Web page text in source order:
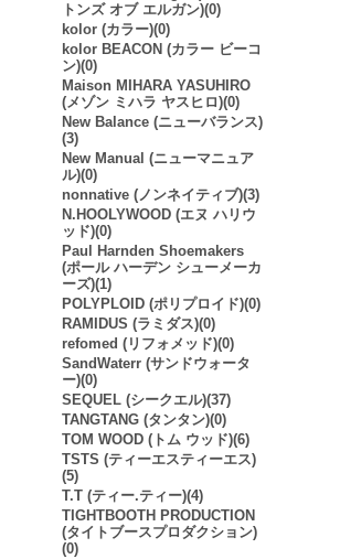
トンズ オブ エルガン)(0)
kolor (カラー)(0)
kolor BEACON (カラー ビーコ
ン)(0)
Maison MIHARA YASUHIRO
(メゾン ミハラ ヤスヒロ)(0)
New Balance (ニューバランス)
(3)
New Manual (ニューマニュア
ル)(0)
nonnative (ノンネイティブ)(3)
N.HOOLYWOOD (エヌ ハリウ
ッド)(0)
Paul Harnden Shoemakers
(ポール ハーデン シューメーカ
ーズ)(1)
POLYPLOID (ポリプロイド)(0)
RAMIDUS (ラミダス)(0)
refomed (リフォメッド)(0)
SandWaterr (サンドウォータ
ー)(0)
SEQUEL (シークエル)(37)
TANGTANG (タンタン)(0)
TOM WOOD (トム ウッド)(6)
TSTS (ティーエスティーエス)
(5)
T.T (ティー.ティー)(4)
TIGHTBOOTH PRODUCTION
(タイトブースプロダクション)
(0)